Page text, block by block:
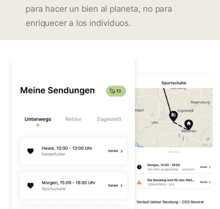
para hacer un bien al planeta, no para
enriquecer a los individuos.